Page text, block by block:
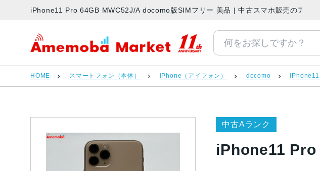
iPhone11 Pro 64GB MWC52J/A docomo版SIMフリー 美品 | 中古スマホ販売のアメ
アメモバマーケット
HOME スマートフォン（本体） iPhone（アイフォン） docomo
中古Aランク
iPhone11